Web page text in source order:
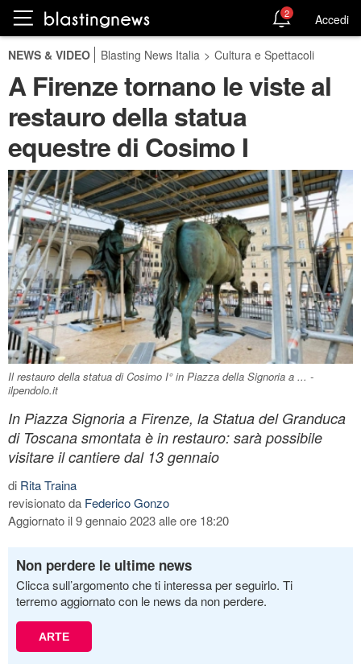
2 Accedi
NEWS & VIDEO Blasting News Italia > Cultura e Spettacoli
A Firenze tornano le viste al
restauro della statua
equestre di Cosimo I
Il restauro della statua di Cosimo I° in Piazza della Signoria a ... -
ilpendolo.it
In Piazza Signoria a Firenze, la Statua del Granduca
di Toscana smontata è in restauro: sarà possibile
visitare il cantiere dal 13 gennaio
di Rita Traina
revisionato da Federico Gonzo
Aggiornato il 9 gennaio 2023 alle ore 18:20
Non perdere le ultime news
Clicca sull’argomento che ti interessa per seguirlo. Ti
terremo aggiornato con le news da non perdere.
ARTE